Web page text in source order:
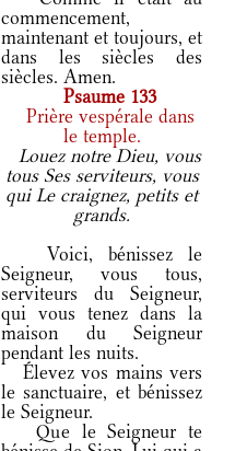
commencement,
maintenant et toujours, et
dans les siècles des
siècles. Amen.
Psaume 133
Prière vespérale dans
le temple.
Louez notre Dieu, vous
tous Ses serviteurs, vous
qui Le craignez, petits et
grands.
Voici, bénissez le
Seigneur, vous tous,
serviteurs du Seigneur,
qui vous tenez dans la
maison du Seigneur
pendant les nuits.
Élevez vos mains vers
le sanctuaire, et bénissez
le Seigneur.
Que le Seigneur te